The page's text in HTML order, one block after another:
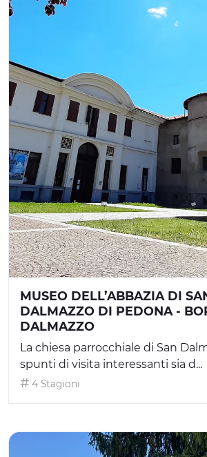
MUSEO DELL’ABBAZIA DI
DALMAZZO DI PEDONA -
DALMAZZO
La chiesa parrocchiale di San
spunti di visita interessanti sia d...
4 Stagioni